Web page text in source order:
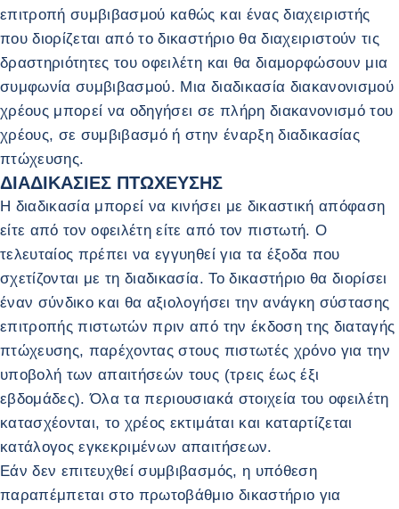
επιτροπή συμβιβασμού καθώς και ένας διαχειριστής
που διορίζεται από το δικαστήριο θα διαχειριστούν τις
δραστηριότητες του οφειλέτη και θα διαμορφώσουν μια
συμφωνία συμβιβασμού. Μια διαδικασία διακανονισμού
χρέους μπορεί να οδηγήσει σε πλήρη διακανονισμό του
χρέους, σε συμβιβασμό ή στην έναρξη διαδικασίας
πτώχευσης.
ΔΙΑΔΙΚΑΣΙΕΣ ΠΤΩΧΕΥΣΗΣ
Η διαδικασία μπορεί να κινήσει με δικαστική απόφαση
είτε από τον οφειλέτη είτε από τον πιστωτή. Ο
τελευταίος πρέπει να εγγυηθεί για τα έξοδα που
σχετίζονται με τη διαδικασία. Το δικαστήριο θα διορίσει
έναν σύνδικο και θα αξιολογήσει την ανάγκη σύστασης
επιτροπής πιστωτών πριν από την έκδοση της διαταγής
πτώχευσης, παρέχοντας στους πιστωτές χρόνο για την
υποβολή των απαιτήσεών τους (τρεις έως έξι
εβδομάδες). Όλα τα περιουσιακά στοιχεία του οφειλέτη
κατασχέονται, το χρέος εκτιμάται και καταρτίζεται
κατάλογος εγκεκριμένων απαιτήσεων.
Εάν δεν επιτευχθεί συμβιβασμός, η υπόθεση
παραπέμπεται στο πρωτοβάθμιο δικαστήριο για